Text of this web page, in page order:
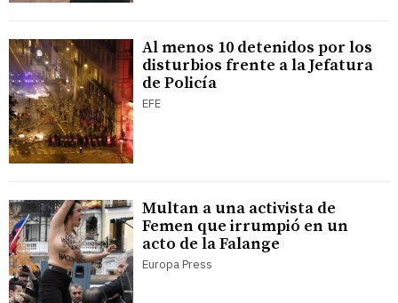
Al menos 10 detenidos por los
disturbios frente a la Jefatura
de Policía
EFE
Multan a una activista de
Femen que irrumpió en un
acto de la Falange
Europa Press